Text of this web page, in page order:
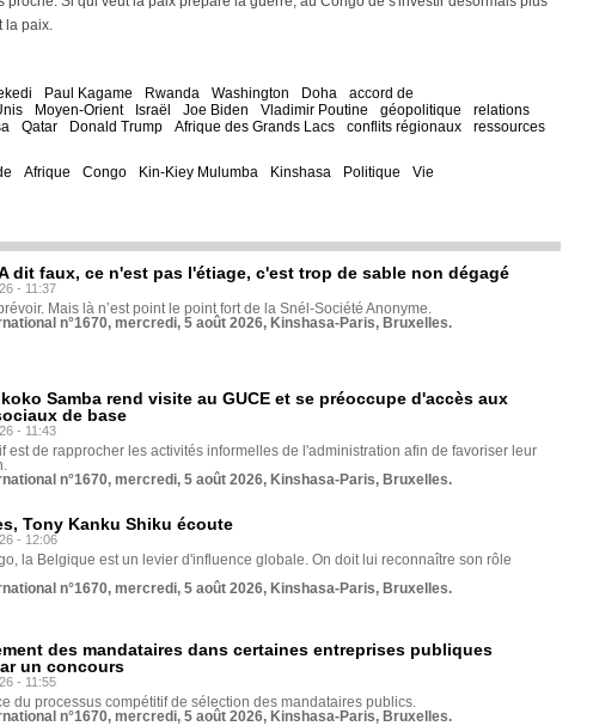
la paix.
Paul Kagame Rwanda Washington Doha
accord de
Moyen-Orient Israël Joe Biden Vladimir Poutine géopolitique
relations
Qatar Donald Trump Afrique des Grands Lacs conflits régionaux
ressources
Afrique Congo Kin-Kiey Mulumba Kinshasa Politique Vie
dit faux, ce n'est pas l'étiage, c'est trop de sable non dégagé
- 11:37
Mais là n’est point le point fort de la Snél-Société Anonyme.
n°1670, mercredi, 5 août 2026, Kinshasa-Paris, Bruxelles.
Samba rend visite au GUCE et se préoccupe d'accès aux
de base
- 11:43
est de rapprocher les activités informelles de l'administration afin de favoriser leur
n°1670, mercredi, 5 août 2026, Kinshasa-Paris, Bruxelles.
Tony Kanku Shiku écoute
- 12:06
la Belgique est un levier d'influence globale. On doit lui reconnaître son rôle
n°1670, mercredi, 5 août 2026, Kinshasa-Paris, Bruxelles.
des mandataires dans certaines entreprises publiques
un concours
- 11:55
du processus compétitif de sélection des mandataires publics.
n°1670, mercredi, 5 août 2026, Kinshasa-Paris, Bruxelles.